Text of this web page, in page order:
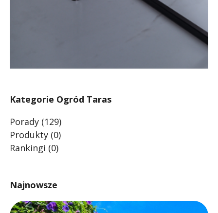
Kategorie Ogród Taras
Porady (129)
Produkty (0)
Rankingi (0)
Najnowsze